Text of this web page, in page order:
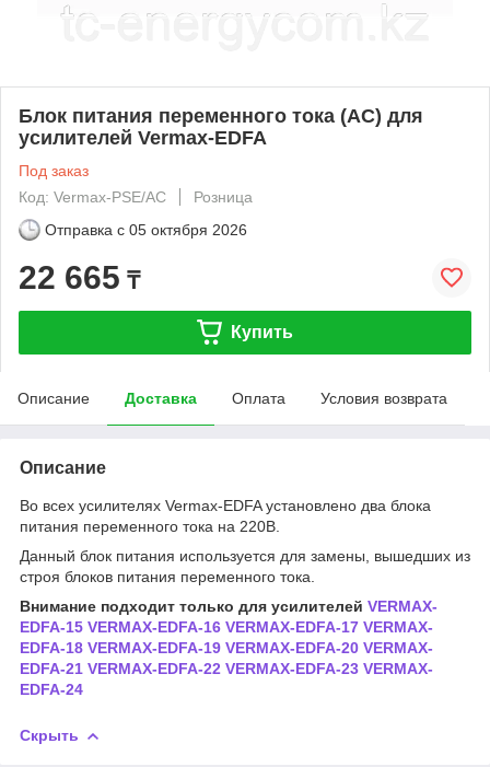
Блок питания переменного тока (AC) для
усилителей Vermax-EDFA
Под заказ
Код: Vermax-PSE/AC
Розница
Отправка с 05 октября 2026
22 665 ₸
Купить
Описание Доставка Оплата Условия возврата
Описание
Во всех усилителях Vermax-EDFA установлено два блока
питания переменного тока на 220В.
Данный блок питания используется для замены, вышедших из
строя блоков питания переменного тока.
Внимание подходит только для усилителей VERMAX-
EDFA-15 VERMAX-EDFA-16 VERMAX-EDFA-17 VERMAX-
EDFA-18 VERMAX-EDFA-19 VERMAX-EDFA-20 VERMAX-
EDFA-21 VERMAX-EDFA-22 VERMAX-EDFA-23 VERMAX-
EDFA-24
Скрыть